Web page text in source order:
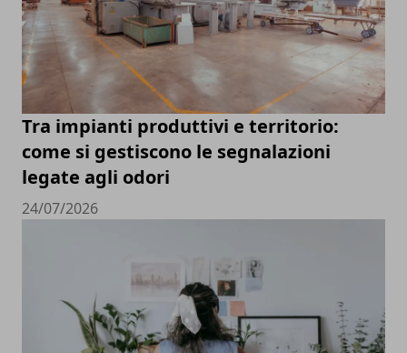
Tra impianti produttivi e territorio:
come si gestiscono le segnalazioni
legate agli odori
24/07/2026